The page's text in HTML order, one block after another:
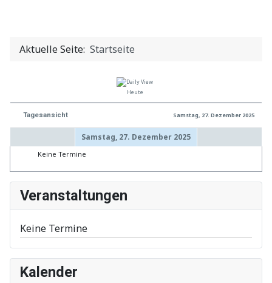
Aktuelle Seite: Startseite
Heute
Tagesansicht Samstag, 27. Dezember 2025
Samstag, 27. Dezember 2025
Keine Termine
Veranstaltungen
Keine Termine
Kalender